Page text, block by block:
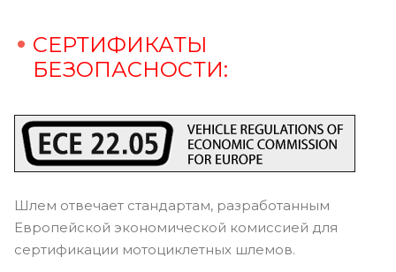
СЕРТИФИКАТЫ
БЕЗОПАСНОСТИ:
Шлем отвечает стандартам, разработанным
Европейской экономической комиссией для
сертификации мотоциклетных шлемов.